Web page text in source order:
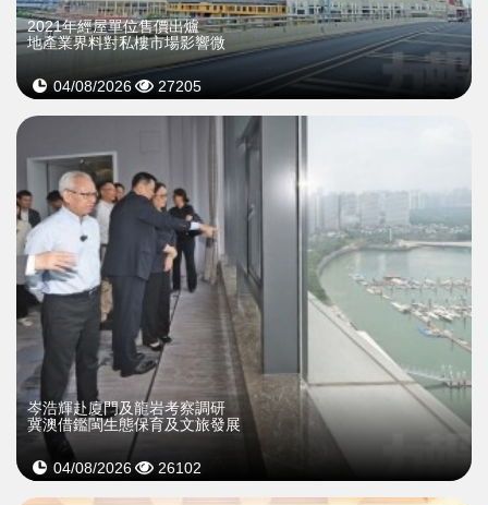
2021年經屋單位售價出爐
地產業界料對私樓市場影響微
04/08/2026 27205
岑浩輝赴廈門及龍岩考察調研
冀澳借鑑閩生態保育及文旅發展
04/08/2026 26102